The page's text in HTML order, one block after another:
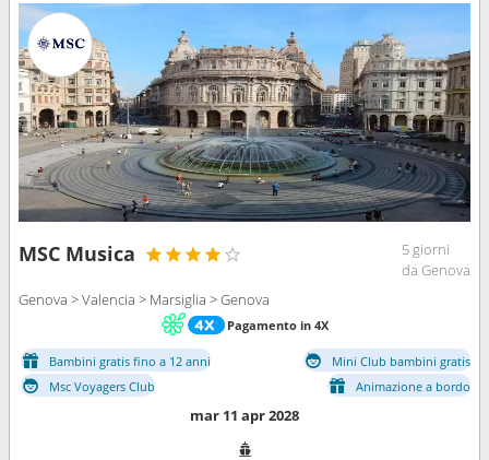
MSC Musica
5 giorni
da Genova
Genova > Valencia > Marsiglia > Genova
Pagamento in 4X
Bambini gratis fino a 12 anni
Mini Club bambini gratis
Msc Voyagers Club
Animazione a bordo
mar 11 apr 2028